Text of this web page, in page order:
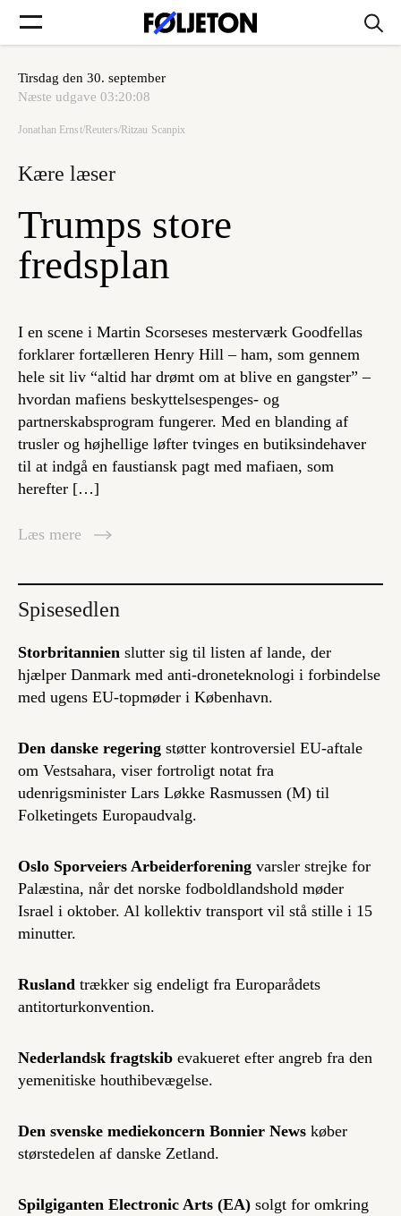
Forsider
Søg
Log ind
Tirsdag den 30. september
Næste udgave 03:20:08
Jonathan Ernst/Reuters/Ritzau Scanpix
Kære læser
Trumps store
fredsplan
I en scene i Martin Scorseses mesterværk Goodfellas
forklarer fortælleren Henry Hill – ham, som gennem
hele sit liv “altid har drømt om at blive en gangster” –
hvordan mafiens beskyttelsespenges- og
partnerskabsprogram fungerer. Med en blanding af
trusler og højhellige løfter tvinges en butiksindehaver
til at indgå en faustiansk pagt med mafiaen, som
herefter […]
Læs mere
Spisesedlen
Storbritannien slutter sig til listen af lande, der
hjælper Danmark med anti-droneteknologi i forbindelse
med ugens EU-topmøder i København.
Den danske regering støtter kontroversiel EU-aftale
om Vestsahara, viser fortroligt notat fra
udenrigsminister Lars Løkke Rasmussen (M) til
Folketingets Europaudvalg.
Oslo Sporveiers Arbeiderforening varsler strejke for
Palæstina, når det norske fodboldlandshold møder
Israel i oktober. Al kollektiv transport vil stå stille i 15
minutter.
Rusland trækker sig endeligt fra Europarådets
antitorturkonvention.
Nederlandsk fragtskib evakueret efter angreb fra den
yemenitiske houthibevægelse.
Den svenske mediekoncern Bonnier News køber
størstedelen af danske Zetland.
Spilgiganten Electronic Arts (EA) solgt for omkring